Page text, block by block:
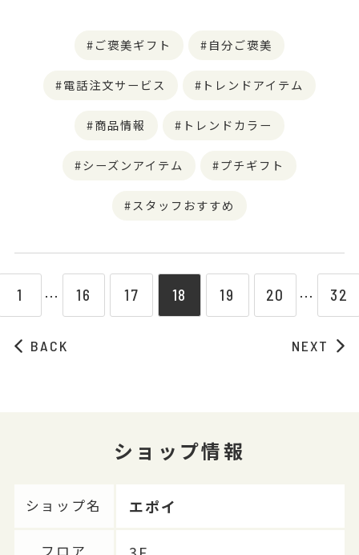
ご褒美ギフト 自分ご褒美
電話注文サービス トレンドアイテム
商品情報 トレンドカラー
シーズンアイテム プチギフト
スタッフおすすめ
BACK
1 ⋯ 16 17 18 19 20 ⋯ 32
NEXT
ショップ情報
ショップ名 エポイ